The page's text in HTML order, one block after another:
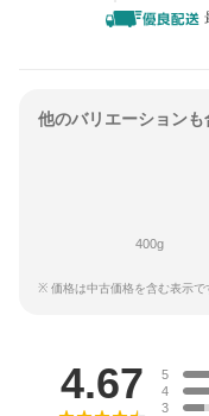
他のバリエーション
400g
※ 価格は中古価格を含む表示で
4.67
5
4
3